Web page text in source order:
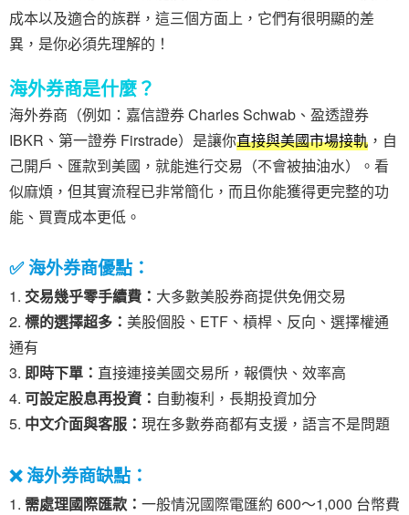
成本以及適合的族群，這三個方面上，它們有很明顯的差
異，是你必須先理解的！
海外券商是什麼？
海外券商（例如：嘉信證券 Charles Schwab、盈透證券
IBKR、第一證券 Firstrade）是讓你直接與美國市場接軌 ，自
己開戶、匯款到美國，就能進行交易（不會被抽油水）。看
似麻煩，但其實流程已非常簡化，而且你能獲得更完整的功
能、買賣成本更低。
✅ 海外券商優點：
交易幾乎零手續費： 大多數美股券商提供免佣交易
標的選擇超多： 美股個股、ETF、槓桿、反向、選擇權通
通有
即時下單： 直接連接美國交易所，報價快、效率高
可設定股息再投資： 自動複利，長期投資加分
中文介面與客服： 現在多數券商都有支援，語言不是問題
❌ 海外券商缺點：
需處理國際匯款： 一般情況國際電匯約 600～1,000 台幣費